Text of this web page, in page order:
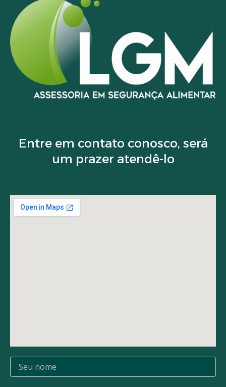
Entre em contato conosco, será
um prazer atendê-lo